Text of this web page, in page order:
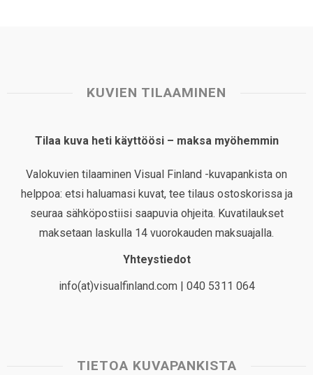
KUVIEN TILAAMINEN
Tilaa kuva heti käyttöösi – maksa myöhemmin
Valokuvien tilaaminen Visual Finland -kuvapankista on
helppoa: etsi haluamasi kuvat, tee tilaus ostoskorissa ja
seuraa sähköpostiisi saapuvia ohjeita. Kuvatilaukset
maksetaan laskulla 14 vuorokauden maksuajalla.
Yhteystiedot
info(at)visualfinland.com | 040 5311 064
TIETOA KUVAPANKISTA